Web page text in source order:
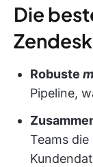
Die
Robuste
Pipeline,
Teams